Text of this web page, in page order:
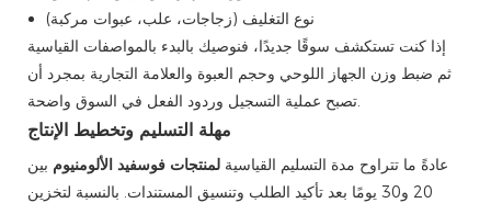
نوع التغليف (زجاجات، علب، عبوات مركبة)
إذا كنت تستكشف سوقًا جديدًا، فنوصيك بالبدء بالمواصفات القياسية
ثم ضبط وزن الجهاز اللوحي وحجم العبوة والعلامة التجارية بمجرد أن
تصبح عملية التسجيل وردود الفعل في السوق واضحة.
مهلة التسليم وتخطيط الإنتاج
عادةً ما تتراوح مدة التسليم القياسية لمنتجات فوسفيد الألومنيوم بين
20 و30 يومًا بعد تأكيد الطلب وتنسيق المستندات. بالنسبة لتخزين